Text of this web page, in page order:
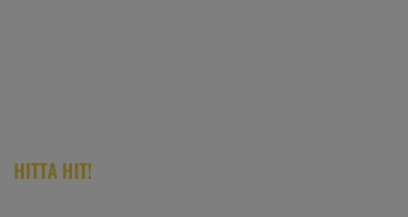
HITTA HIT!